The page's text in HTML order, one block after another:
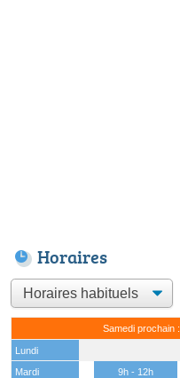
Horaires
Samedi prochain :
Lundi
Mardi
9h - 12h